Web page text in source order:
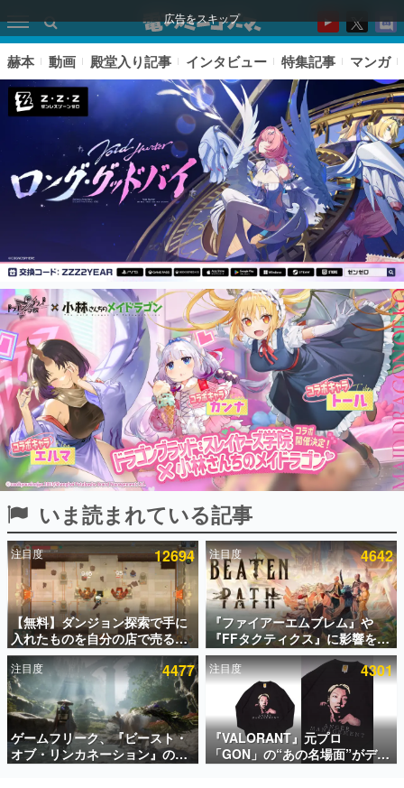
広告をスキップ
ピックアップ
電ファミのいま読まれている記事ランキング
アプリセール情報
インタビュー
連載・特集一覧
殿堂入り記事
SNS拡散数が数千以上！ ページビュー数万以上！ などな
ど。多くの人々に読まれた、電ファミ渾身の“殿堂入り”記
事をまとめました。
ゲームの企画書
名作ゲームクリエイターの方々に製作時のエピソードをお
聞きし、ヒットする企画（ゲーム）とは何か？を探ってい
きます。
赫本
この物語を解いてはいけない。『赫本』は、〈試験問題〉
の形をした短編ホラー小説集です。
新世代に訊く
これからのデジタルゲーム市場を担う若きクリエイター達
の姿を追い、彼らのルーツと情熱を探っていきます。
赫本 動画 殿堂入り記事 インタビュー 特集記事 マンガ
いま読まれている記事
注目度 12694
【無料】ダンジョン探索で手に
入れたものを自分の店で売るゲ
ーム『Moonlighter』がSteam
にて無料配布中！続編
『Moonlighter 2』の9月2日正
式リリースを記念したキャンペ
ーン
注目度 4642
『ファイアーエムブレム』や
『FFタクティクス』に影響を受
けた新作戦略RPG『Beaten
Path』2027年に発売へ。
PC（Steam）、PS5、Xbox、
Switch向けにリリース予定
注目度 4477
ゲームフリーク、『ビースト・
オブ・リンカネーション』の継
続的なアプデ方針を表明。ユー
注目度 4301
『VALORANT』元プロ
「GON」の“あの名場面”がデザ
インされた新作グッズが本日8月